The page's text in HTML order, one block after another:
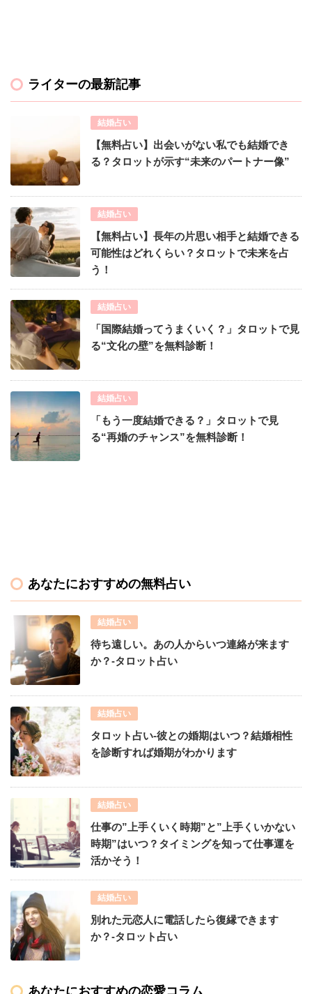
ライターの最新記事
結婚占い
【無料占い】出会いがない私でも結婚でき
る？タロットが示す“未来のパートナー像”
結婚占い
【無料占い】長年の片思い相手と結婚できる
可能性はどれくらい？タロットで未来を占
う！
結婚占い
「国際結婚ってうまくいく？」タロットで見
る“文化の壁”を無料診断！
結婚占い
「もう一度結婚できる？」タロットで見
る“再婚のチャンス”を無料診断！
あなたにおすすめの無料占い
結婚占い
待ち遠しい。あの人からいつ連絡が来ます
か？-タロット占い
結婚占い
タロット占い-彼との婚期はいつ？結婚相性
を診断すれば婚期がわかります
結婚占い
仕事の”上手くいく時期”と”上手くいかない
時期”はいつ？タイミングを知って仕事運を
活かそう！
結婚占い
別れた元恋人に電話したら復縁できます
か？-タロット占い